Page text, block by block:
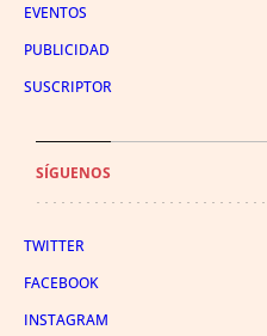
EVENTOS
PUBLICIDAD
SUSCRIPTOR
SÍGUENOS
TWITTER
FACEBOOK
INSTAGRAM